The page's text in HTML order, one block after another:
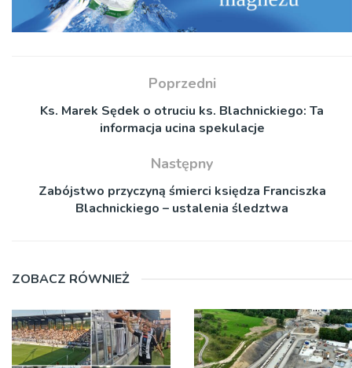
Poprzedni
Ks. Marek Sędek o otruciu ks. Blachnickiego: Ta
informacja ucina spekulacje
Następny
Zabójstwo przyczyną śmierci księdza Franciszka
Blachnickiego – ustalenia śledztwa
ZOBACZ RÓWNIEŻ